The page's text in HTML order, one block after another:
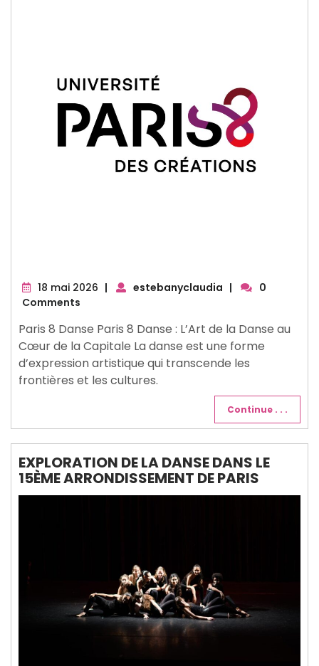
18 mai 2026 18| estebanyclaudia |
0
Comments
Paris 8 Danse Paris 8 Danse : L’Art de la Danse au
Cœur de la Capitale La danse est une forme
d’expression artistique qui transcende les
frontières et les cultures.
Continue . . .
EXPLORATION DE LA DANSE DANS LE
15ÈME ARRONDISSEMENT DE PARIS